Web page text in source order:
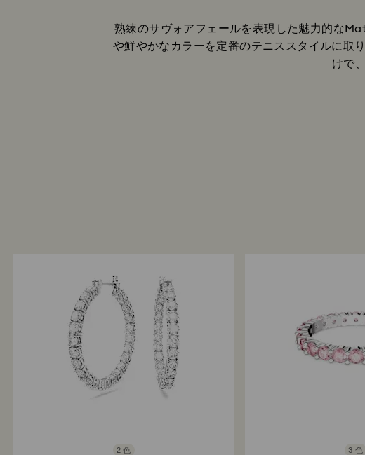
熟練のサヴォアフェールを表現した魅力的な
や鮮やかなカラーを定番のテニススタイルに取
けで
2 色 3 色